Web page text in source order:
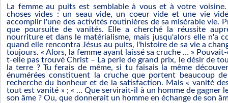
La femme au puits est semblable à vous et à votre
choses vides : un seau vide, un coeur vide et une vie
accomplir l'une des activités routinières de sa misérable vie.
que poursuite de vanités. Elle a cherché la réussite
nourriture et dans le matérialisme, mais jusqu'alors elle n'a
quand elle rencontra Jésus au puits, l'histoire de sa vie a
toujours. « Alors, la femme ayant laissé sa cruche … »
t-elle pas trouvé Christ – La perle de grand prix, le désir de
la terre ? Tu ferais de même, si tu faisais la même
énumérées constituent la cruche que portent beaucoup
recherche du bonheur et de la satisfaction. Mais « vanité
tout est vanité » ; « … Que servirait-il à un homme de gagner
son âme ? Ou, que donnerait un homme en échange de son